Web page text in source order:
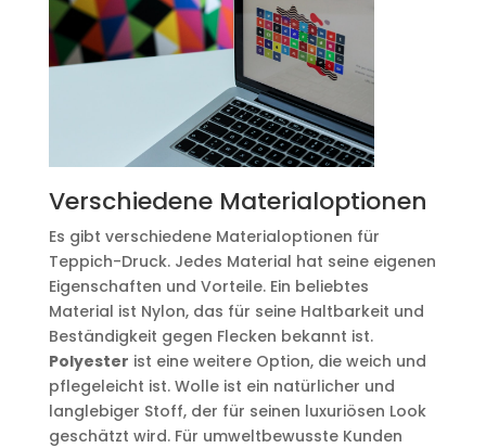
Verschiedene Materialoptionen
Es gibt verschiedene Materialoptionen für
Teppich-Druck. Jedes Material hat seine eigenen
Eigenschaften und Vorteile. Ein beliebtes
Material ist Nylon, das für seine Haltbarkeit und
Beständigkeit gegen Flecken bekannt ist.
Polyester ist eine weitere Option, die weich und
pflegeleicht ist. Wolle ist ein natürlicher und
langlebiger Stoff, der für seinen luxuriösen Look
geschätzt wird. Für umweltbewusste Kunden